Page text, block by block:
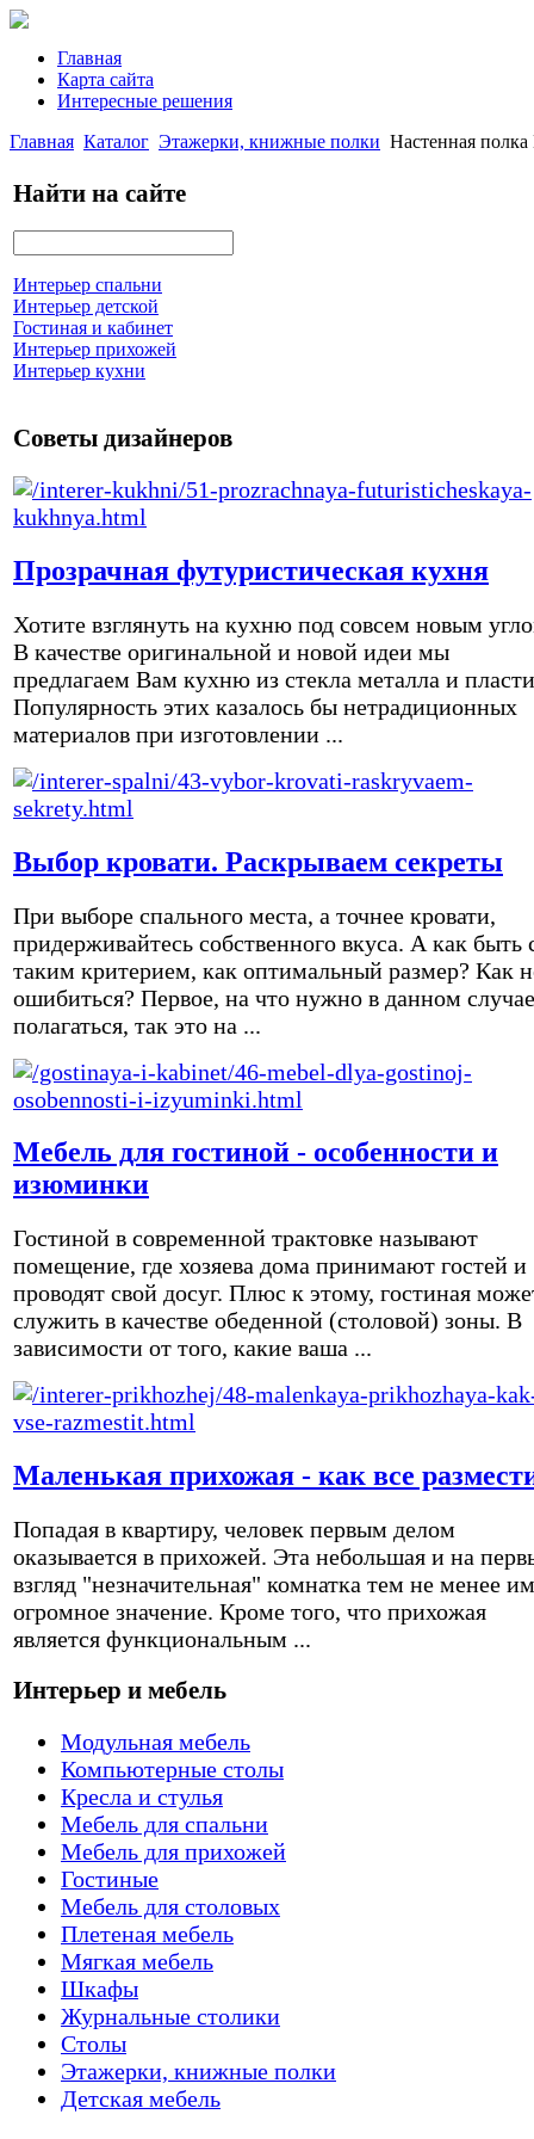
Главная
Карта сайта
Интересные решения
Главная Каталог Этажерки, книжные полки Настенная
Найти на сайте
Интерьер спальни
Интерьер детской
Гостиная и кабинет
Интерьер прихожей
Интерьер кухни
Советы дизайнеров
Прозрачная футуристическая кухня
Хотите взглянуть на кухню под совсем новым
В качестве оригинальной и новой идеи мы
предлагаем Вам кухню из стекла металла и
Популярность этих казалось бы нетрадиционных
материалов при изготовлении ...
Выбор кровати. Раскрываем секреты
При выборе спального места, а точнее кровати,
придерживайтесь собственного вкуса. А как быть
таким критерием, как оптимальный размер? Как
ошибиться? Первое, на что нужно в данном случае
полагаться, так это на ...
Мебель для гостиной - особенности и
изюминки
Гостиной в современной трактовке называют
помещение, где хозяева дома принимают гостей и
проводят свой досуг. Плюс к этому, гостиная
служить в качестве обеденной (столовой) зоны. В
зависимости от того, какие ваша ...
Маленькая прихожая - как все
Попадая в квартиру, человек первым делом
оказывается в прихожей. Эта небольшая и на
взгляд "незначительная" комнатка тем не менее
огромное значение. Кроме того, что прихожая
является функциональным ...
Интерьер и мебель
Модульная мебель
Компьютерные столы
Кресла и стулья
Мебель для спальни
Мебель для прихожей
Гостиные
Мебель для столовых
Плетеная мебель
Мягкая мебель
Шкафы
Журнальные столики
Столы
Этажерки, книжные полки
Детская мебель